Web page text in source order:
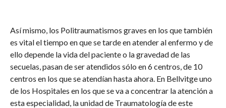
Así mismo, los Politraumatismos graves en los que también
es vital el tiempo en que se tarde en atender al enfermo y de
ello depende la vida del paciente o la gravedad de las
secuelas, pasan de ser atendidos sólo en 6 centros, de 10
centros en los que se atendían hasta ahora. En Bellvitge uno
de los Hospitales en los que se va a concentrar la atención a
esta especialidad, la unidad de Traumatología de este